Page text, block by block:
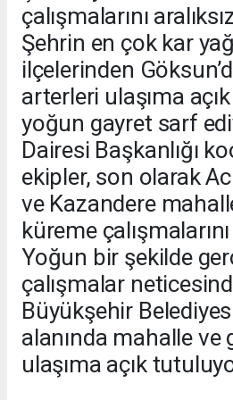
çalışmalarını
Şehrin en çok kar
ilçelerinden
arterleri ulaşıma
yoğun gayret sarf
Dairesi Başkanlığı
ekipler, son olarak
ve Kazandere
küreme
Yoğun bir şekilde
çalışmalar
Büyükşehir
alanında mahalle ve
ulaşıma açık